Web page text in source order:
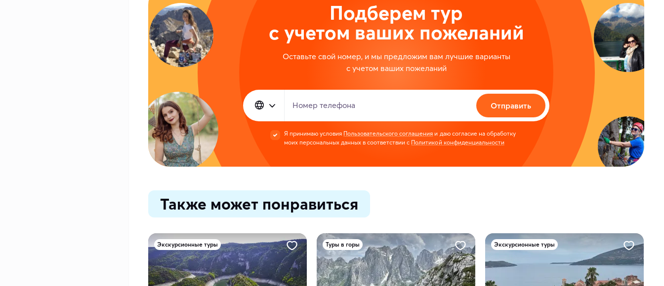
Подберем тур
с учетом ваших пожеланий
Оставьте свой номер, и мы предложим вам лучшие варианты
с учетом ваших пожеланий
Номер телефона Отправить
Я принимаю условия Пользовательского соглашения и даю согласие на обработку
моих персональных данных в соответствии с Политикой конфиденциальности
Также может понравиться
Экскурсионные туры Туры в горы Экскурсионные туры